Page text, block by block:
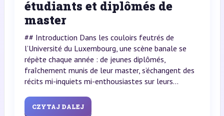
étudiants et diplômés de
master
## Introduction Dans les couloirs feutrés de
l’Université du Luxembourg, une scène banale se
répète chaque année : de jeunes diplômés,
fraîchement munis de leur master, s’échangent des
récits mi-inquiets mi-enthousiastes sur leurs...
CZYTAJ DALEJ